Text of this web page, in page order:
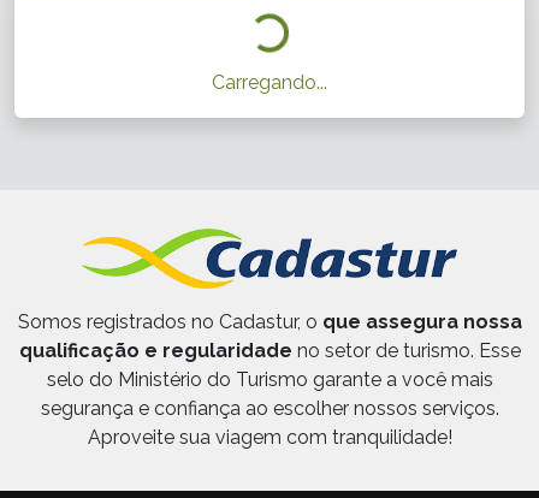
Carregando...
Somos registrados no Cadastur, o que assegura nossa
qualificação e regularidade no setor de turismo. Esse
selo do Ministério do Turismo garante a você mais
segurança e confiança ao escolher nossos serviços.
Aproveite sua viagem com tranquilidade!